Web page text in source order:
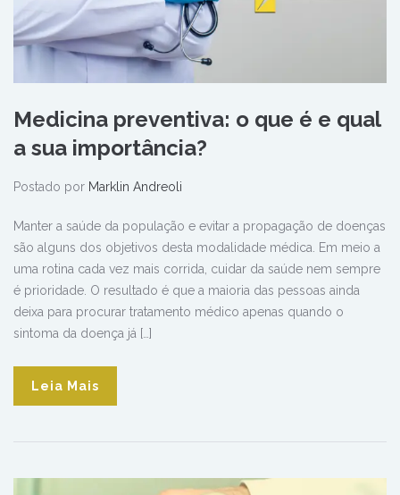
Medicina preventiva: o que é e qual
a sua importância?
Postado por Marklin Andreoli
Manter a saúde da população e evitar a propagação de doenças
são alguns dos objetivos desta modalidade médica. Em meio a
uma rotina cada vez mais corrida, cuidar da saúde nem sempre
é prioridade. O resultado é que a maioria das pessoas ainda
deixa para procurar tratamento médico apenas quando o
sintoma da doença já […]
Leia Mais